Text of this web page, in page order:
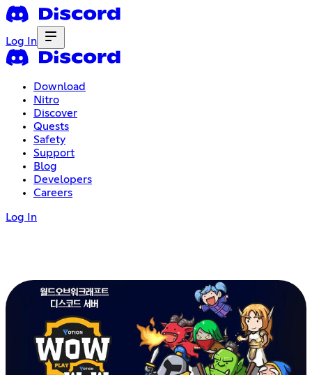
Log In
Download
Nitro
Discover
Quests
Safety
Support
Blog
Developers
Careers
Log In